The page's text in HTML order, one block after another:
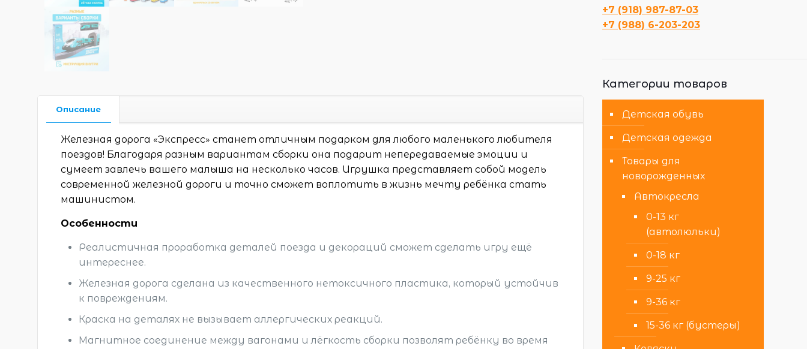
Описание
Железная дорога «Экспресс» станет отличным подарком для любого маленького любителя
поездов! Благодаря разным вариантам сборки она подарит непередаваемые эмоции и
сумеет завлечь вашего малыша на несколько часов. Игрушка представляет собой модель
современной железной дороги и точно сможет воплотить в жизнь мечту ребёнка стать
машинистом.
Особенности
Реалистичная проработка деталей поезда и декораций сможет сделать игру ещё
интереснее.
Железная дорога сделана из качественного нетоксичного пластика, который устойчив
к повреждениям.
Краска на деталях не вызывает аллергических реакций.
Магнитное соединение между вагонами и лёгкость сборки позволят ребёнку во время
+7 (918) 987-87-03
+7 (988) 6-203-203
Категории товаров
Детская обувь
Детская одежда
Товары для
новорожденных
Автокресла
0-13 кг
(автолюльки)
0-18 кг
9-25 кг
9-36 кг
15-36 кг (бустеры)